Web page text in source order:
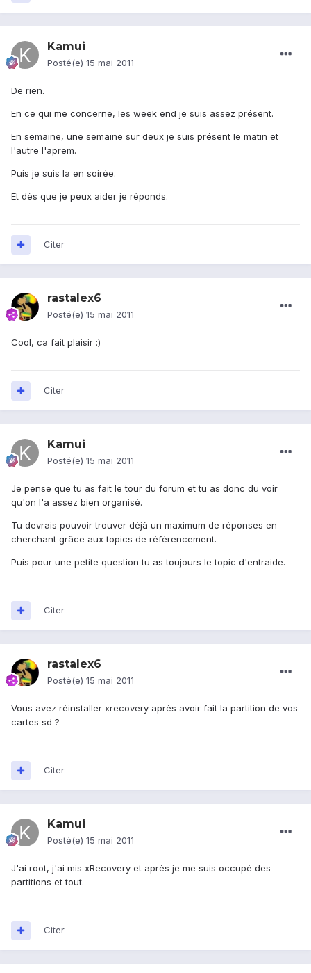
Kamui
Posté(e) 15 mai 2011
De rien.
En ce qui me concerne, les week end je suis assez présent.
En semaine, une semaine sur deux je suis présent le matin et
l'autre l'aprem.
Puis je suis la en soirée.
Et dès que je peux aider je réponds.
Citer
rastalex6
Posté(e) 15 mai 2011
Cool, ca fait plaisir :)
Citer
Kamui
Posté(e) 15 mai 2011
Je pense que tu as fait le tour du forum et tu as donc du voir
qu'on l'a assez bien organisé.
Tu devrais pouvoir trouver déjà un maximum de réponses en
cherchant grâce aux topics de référencement.
Puis pour une petite question tu as toujours le topic d'entraide.
Citer
rastalex6
Posté(e) 15 mai 2011
Vous avez réinstaller xrecovery après avoir fait la partition de vos
cartes sd ?
Citer
Kamui
Posté(e) 15 mai 2011
J'ai root, j'ai mis xRecovery et après je me suis occupé des
partitions et tout.
Citer